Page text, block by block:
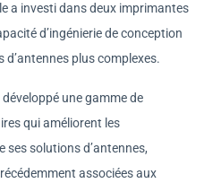
a investi dans deux imprimantes
d’ingénierie de conception
plus complexes.
une gamme de
qui améliorent les
solutions d’antennes,
associées aux